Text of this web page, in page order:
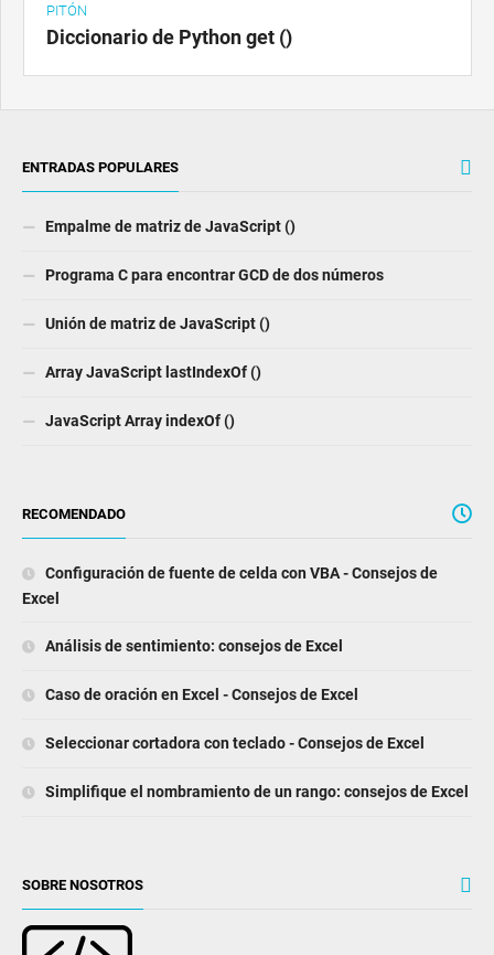
PITÓN
Diccionario de Python get ()
ENTRADAS POPULARES
Empalme de matriz de JavaScript ()
Programa C para encontrar GCD de dos números
Unión de matriz de JavaScript ()
Array JavaScript lastIndexOf ()
JavaScript Array indexOf ()
RECOMENDADO
Configuración de fuente de celda con VBA - Consejos de
Excel
Análisis de sentimiento: consejos de Excel
Caso de oración en Excel - Consejos de Excel
Seleccionar cortadora con teclado - Consejos de Excel
Simplifique el nombramiento de un rango: consejos de Excel
SOBRE NOSOTROS